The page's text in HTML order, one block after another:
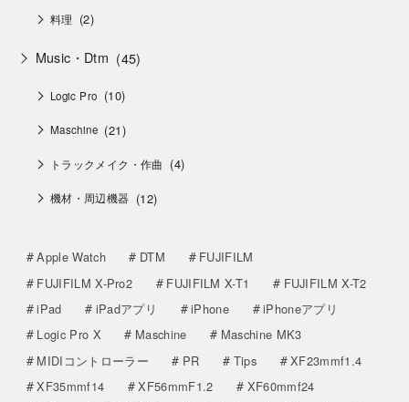
料理 (2)
Music・Dtm (45)
Logic Pro (10)
Maschine (21)
トラックメイク・作曲 (4)
機材・周辺機器 (12)
Apple Watch DTM
FUJIFILM
FUJIFILM X-Pro2
FUJIFILM X-T1
FUJIFILM X-T2
iPad
iPadアプリ iPhone
iPhoneアプリ
Logic Pro X
Maschine
Maschine MK3
MIDIコントローラー
PR Tips
XF23mmf1.4
XF35mmf14
XF56mmF1.2
XF60mmf24